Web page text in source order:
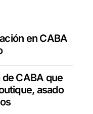
en CABA
CABA que
asado